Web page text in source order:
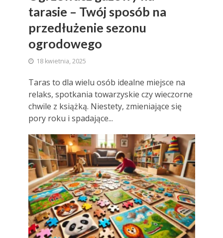
tarasie – Twój sposób na
przedłużenie sezonu
ogrodowego
18 kwietnia, 2025
Taras to dla wielu osób idealne miejsce na
relaks, spotkania towarzyskie czy wieczorne
chwile z książką. Niestety, zmieniające się
pory roku i spadające...